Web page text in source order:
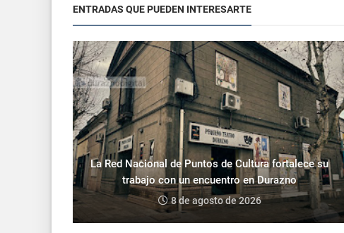
ENTRADAS QUE PUEDEN INTERESARTE
La Red Nacional de Puntos de Cultura fortalece su
trabajo con un encuentro en Durazno
8 de agosto de 2026